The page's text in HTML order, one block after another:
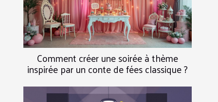
Comment créer une soirée à thème
inspirée par un conte de fées classique ?